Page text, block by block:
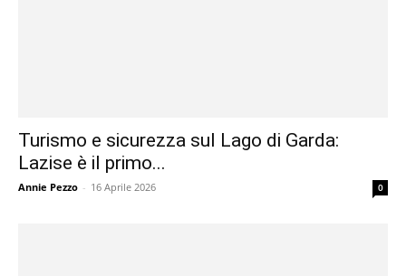
Turismo e sicurezza sul Lago di Garda:
Lazise è il primo...
Annie Pezzo - 16 Aprile 2026 0